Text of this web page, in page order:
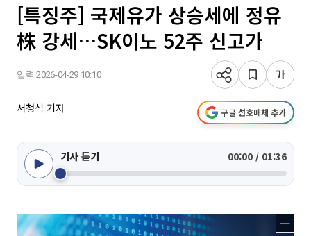
[특징주] 국제유가 상승세에 정유
株 강세…SK이노 52주 신고가
입력 2026-04-29 10:10
서청석 기자 구글 선호매체 추가
기사 듣기 00:00 / 01:36